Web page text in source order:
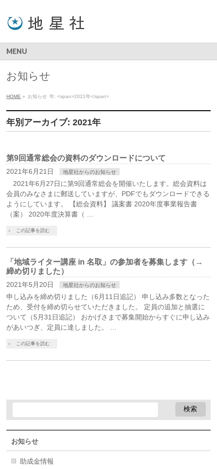
MENU
お知らせ
HOME » お知らせ 年: <span>2021年</span>
年別アーカイブ: 2021年
第9回通常総会の資料のダウンロードについて
2021年6月21日 地星社からのお知らせ
2021年6月27日に第9回通常総会を開催いたします。総会資料は
会員のみなさまに郵送していますが、PDFでもダウンロードできる
ようにしています。 【総会資料】 議案書 2020年度事業報告書
（案） 2020年度決算書（ …
この記事を読む
「地域ライター講座 in 名取」の参加者を募集します（→
締め切りました）
2021年5月20日 地星社からのお知らせ
申し込みを締め切りました（6月11日追記） 申し込み多数となった
ため、受付を締め切らせていただきました。 定員の追加と抽選に
ついて（5月31日追記） おかげさまで募集開始からすぐに申し込み
があいつぎ、定員に達しました。 …
この記事を読む
お知らせ
助成金情報